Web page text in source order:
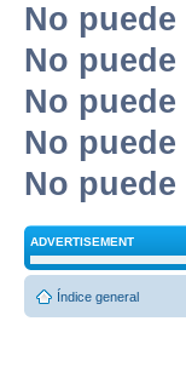
No puede
No puede
No puede
No puede
No puede
ADVERTISEMENT
Índice general